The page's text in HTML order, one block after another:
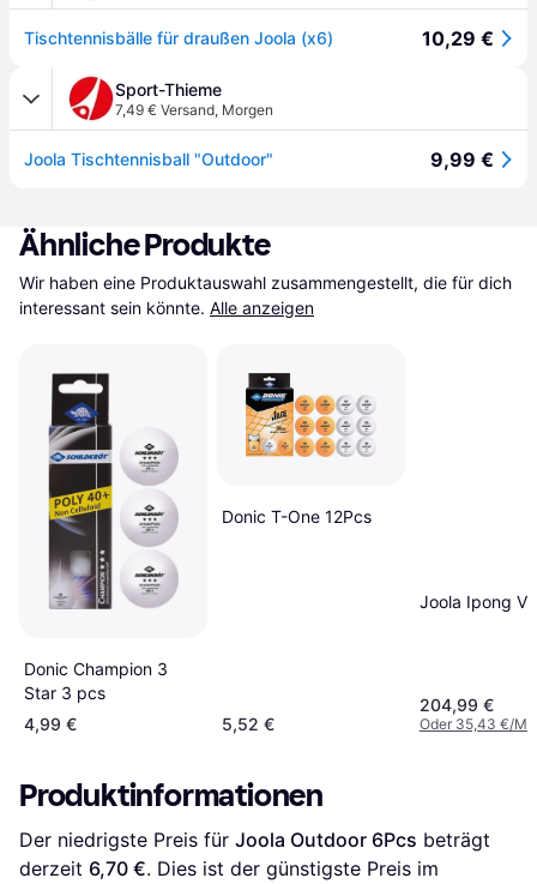
Tischtennisbälle für draußen Joola (x6) 10,29 €
Sport-Thieme
7,49 € Versand, Morgen
Joola Tischtennisball "Outdoor" 9,99 €
Ähnliche Produkte
Wir haben eine Produktauswahl zusammengestellt, die für dich
interessant sein könnte. Alle anzeigen
Donic Champion 3
Star 3 pcs
4,99 €
Donic T-One 12Pcs
5,52 €
Joola Ipong
204,99 €
Oder 35,43 €/
Produktinformationen
Der niedrigste Preis für Joola Outdoor 6Pcs beträgt
derzeit 6,70 €. Dies ist der günstigste Preis im